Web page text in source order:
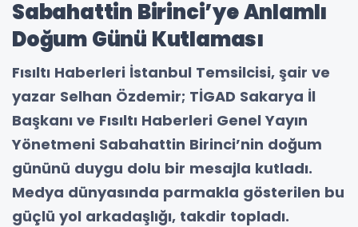
Sabahattin Birinci’ye Anlamlı
Doğum Günü Kutlaması
Fısıltı Haberleri İstanbul Temsilcisi, şair ve
yazar Selhan Özdemir; TİGAD Sakarya İl
Başkanı ve Fısıltı Haberleri Genel Yayın
Yönetmeni Sabahattin Birinci’nin doğum
gününü duygu dolu bir mesajla kutladı.
Medya dünyasında parmakla gösterilen bu
güçlü yol arkadaşlığı, takdir topladı.